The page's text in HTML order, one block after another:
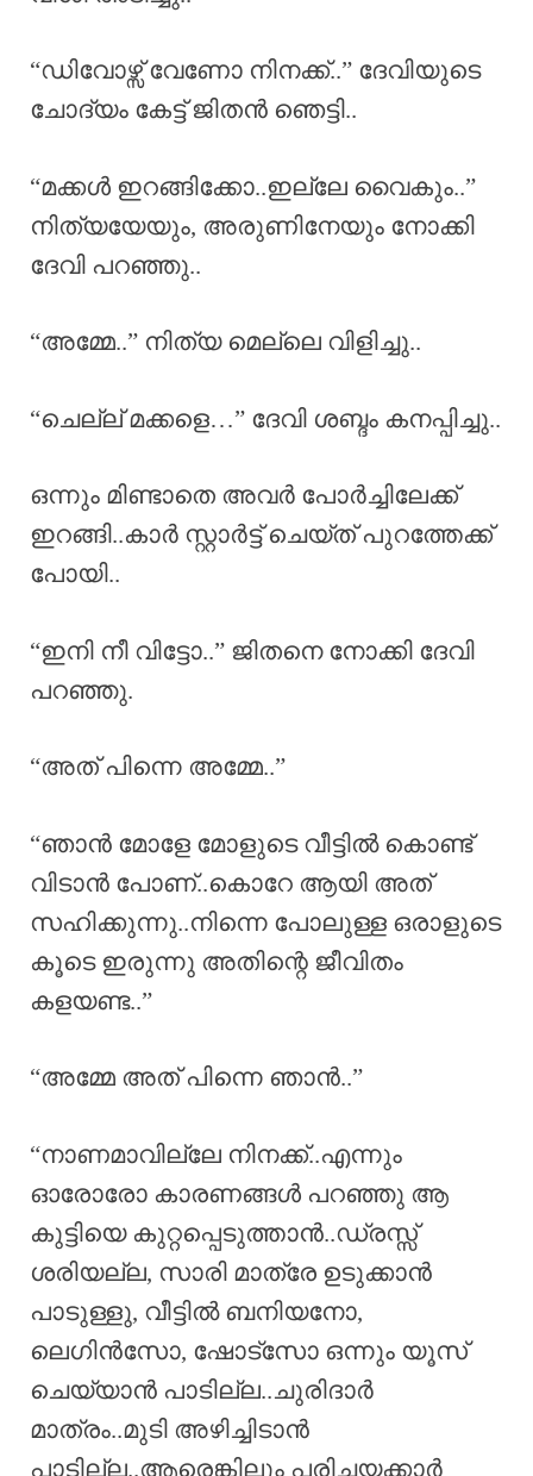
“ഡിവോഴ്സ് വേണോ നിനക്ക്..” ദേവിയുടെ
ചോദ്യം കേട്ട് ജിതൻ ഞെട്ടി..
“മക്കൾ ഇറങ്ങിക്കോ..ഇല്ലേ വൈകും..”
നിത്യയേയും, അരുണിനേയും നോക്കി
ദേവി പറഞ്ഞു..
“അമ്മേ..” നിത്യ മെല്ലെ വിളിച്ചു..
“ചെല്ല് മക്കളെ…” ദേവി ശബ്ദം കനപ്പിച്ചു..
ഒന്നും മിണ്ടാതെ അവർ പോർച്ചിലേക്ക്
ഇറങ്ങി..കാർ സ്റ്റാർട്ട്‌ ചെയ്ത് പുറത്തേക്ക്
പോയി..
“ഇനി നീ വിട്ടോ..” ജിതനെ നോക്കി ദേവി
പറഞ്ഞു.
“അത് പിന്നെ അമ്മേ..”
“ഞാൻ മോളേ മോളുടെ വീട്ടിൽ കൊണ്ട്
വിടാൻ പോണ്..കൊറേ ആയി അത്
സഹിക്കുന്നു..നിന്നെ പോലുള്ള ഒരാളുടെ
കൂടെ ഇരുന്നു അതിന്റെ ജീവിതം
കളയണ്ട..”
“അമ്മേ അത് പിന്നെ ഞാൻ..”
“നാണമാവില്ലേ നിനക്ക്..എന്നും
ഓരോരോ കാരണങ്ങൾ പറഞ്ഞു ആ
കുട്ടിയെ കുറ്റപ്പെടുത്താൻ..ഡ്രസ്സ്‌
ശരിയല്ല, സാരി മാത്രേ ഉടുക്കാൻ
പാടുള്ളു, വീട്ടിൽ ബനിയനോ,
ലെഗിൻസോ, ഷോട്സോ ഒന്നും യൂസ്
ചെയ്യാൻ പാടില്ല..ചുരിദാർ
മാത്രം..മുടി അഴിച്ചിടാൻ
പാടില്ല..ആരെങ്കിലും പരിചയക്കാർ